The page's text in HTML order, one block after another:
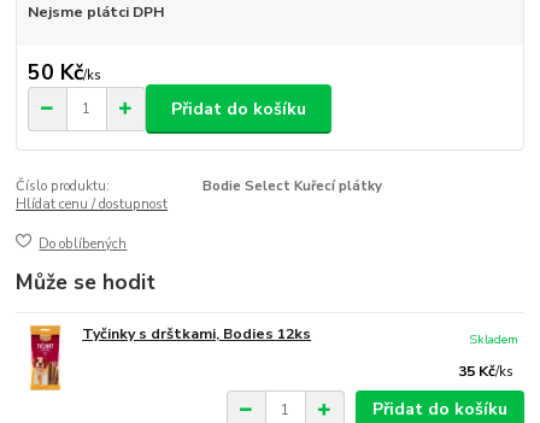
Nejsme plátci DPH
50 Kč/ks
Přidat do košíku
Číslo produktu:
Bodie Select Kuřecí plátky
Hlídat cenu / dostupnost
Do oblíbených
Může se hodit
Tyčinky s drštkami, Bodies 12ks
35 Kč/ks
Skladem
Přidat do košíku